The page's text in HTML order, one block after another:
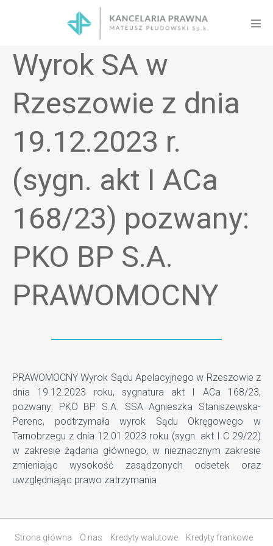
Wyrok SA w
Rzeszowie z dnia
19.12.2023 r.
(sygn. akt I ACa
168/23) pozwany:
PKO BP S.A.
PRAWOMOCNY
PRAWOMOCNY Wyrok Sądu Apelacyjnego w Rzeszowie z
dnia 19.12.2023 roku, sygnatura akt I ACa 168/23,
pozwany: PKO BP S.A. SSA Agnieszka Staniszewska-
Perenc, podtrzymała wyrok Sądu Okręgowego w
Tarnobrzegu z dnia 12.01.2023 roku (sygn. akt I C 29/22)
w zakresie żądania głównego, w nieznacznym zakresie
zmieniając wysokość zasądzonych odsetek oraz
uwzględniając prawo zatrzymania
Strona główna O nas Kredyty walutowe
Kredyty frankowe